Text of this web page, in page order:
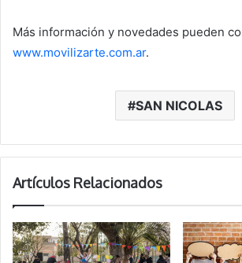
Más información y novedades pueden
www.movilizarte.com.ar.
SAN NICOLAS
Artículos Relacionados